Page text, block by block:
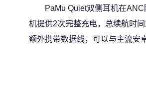
PaMu Quiet双侧耳机在
机提供2次完整充电，总续航时
额外携带数据线，可以与主流安